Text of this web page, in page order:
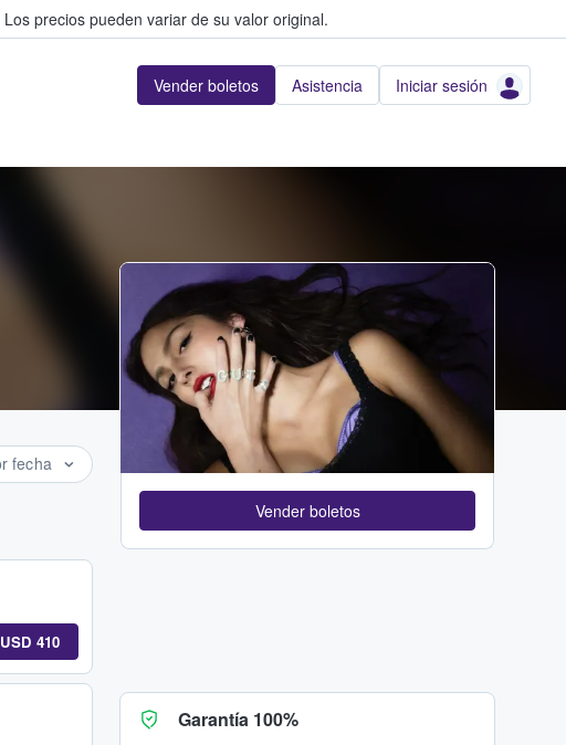
Los precios pueden variar de su valor original.
Vender boletos Asistencia Iniciar sesión
fecha
USD 410
Vender boletos
Garantía 100%